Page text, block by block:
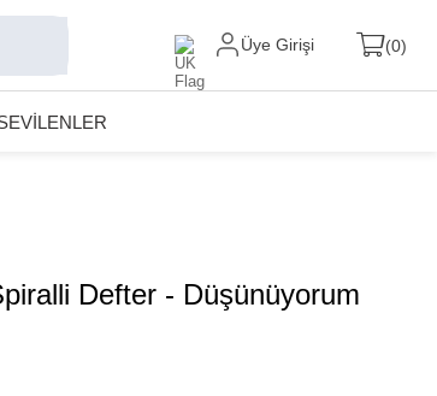
Üye Girişi 0
Defter - Düşünüyorum